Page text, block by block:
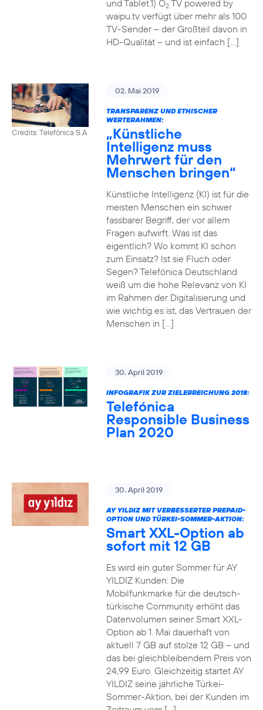
und Tablet.1) O2TV powered by
waipu.tv verfügt über mehr als 100
TV-Sender – der Großteil davon in
HD-Qualität – und ist einfach […]
Credits: Telefónica S.A
02. Mai 2019
TRANSPARENZ UND ETHISCHER
WERTERAHMEN:
„Künstliche
Intelligenz muss
Mehrwert für den
Menschen bringen“
Künstliche Intelligenz (KI) ist für die
meisten Menschen ein schwer
fassbarer Begriff, der vor allem
Fragen aufwirft. Was ist das
eigentlich? Wo kommt KI schon
zum Einsatz? Ist sie Fluch oder
Segen? Telefónica Deutschland
weiß um die hohe Relevanz von KI
im Rahmen der Digitalisierung und
wie wichtig es ist, das Vertrauen der
Menschen in […]
30. April 2019
INFOGRAFIK ZUR ZIELERREICHUNG 2018:
Telefónica
Responsible Business
Plan 2020
30. April 2019
AY YILDIZ MIT VERBESSERTER PREPAID-
OPTION UND TÜRKEI-SOMMER-AKTION:
Smart XXL-Option ab
sofort mit 12 GB
Es wird ein guter Sommer für AY
YILDIZ Kunden: Die
Mobilfunkmarke für die deutsch-
türkische Community erhöht das
Datenvolumen seiner Smart XXL-
Option ab 1. Mai dauerhaft von
aktuell 7 GB auf stolze 12 GB – und
das bei gleichbleibendem Preis von
24,99 Euro. Gleichzeitig startet AY
YILDIZ seine jährliche Türkei-
Sommer-Aktion, bei der Kunden im